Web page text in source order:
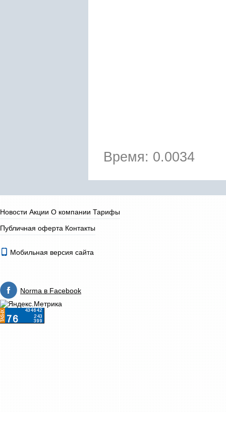
Время: 0.0034
Новости Акции О компании Тарифы
Публичная оферта Контакты
Мобильная версия сайта
Norma в Facebook